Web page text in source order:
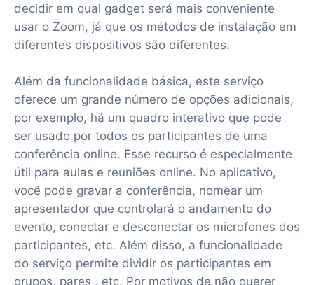
decidir em qual gadget será mais conveniente
usar o Zoom, já que os métodos de instalação em
diferentes dispositivos são diferentes.
Além da funcionalidade básica, este serviço
oferece um grande número de opções adicionais,
por exemplo, há um quadro interativo que pode
ser usado por todos os participantes de uma
conferência online. Esse recurso é especialmente
útil para aulas e reuniões online. No aplicativo,
você pode gravar a conferência, nomear um
apresentador que controlará o andamento do
evento, conectar e desconectar os microfones dos
participantes, etc. Além disso, a funcionalidade
do serviço permite dividir os participantes em
grupos, pares , etc. Por motivos de não querer